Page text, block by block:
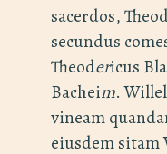
sacerdos,
secundus
Theodericus
Bacheim.
vineam
eiusdem